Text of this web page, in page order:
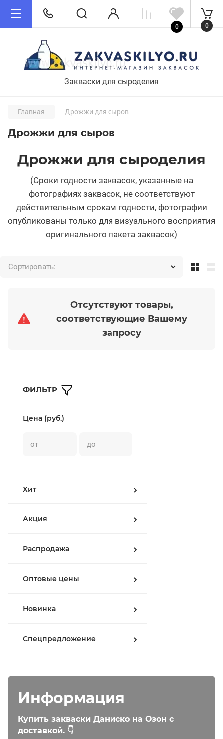
Закваски для сыроделия
0 0
ФИЛЬТР
Цена (руб.)
Хит
Акция
Распродажа
Оптовые цены
Новинка
Спецпредложение
Информация
Купить закваски Даниско на Озон с
доставкой. 👇
Главная Дрожжи для сыров
Дрожжи для сыров
Дрожжи для сыроделия
(Сроки годности заквасок, указанные на
фотографиях заквасок, не соответствуют
действительным срокам годности, фотографии
опубликованы только для визуального восприятия
оригинального пакета заквасок)
Сортировать:
Отсутствуют товары,
соответствующие Вашему
запросу